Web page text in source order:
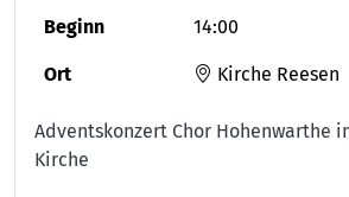
Beginn 14:00
Ort Kirche Reesen
Adventskonzert Chor Hohenwarthe
Kirche